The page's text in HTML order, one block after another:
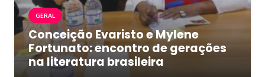
GERAL
Conceição Evaristo e Mylene
Fortunato: encontro de gerações
na literatura brasileira